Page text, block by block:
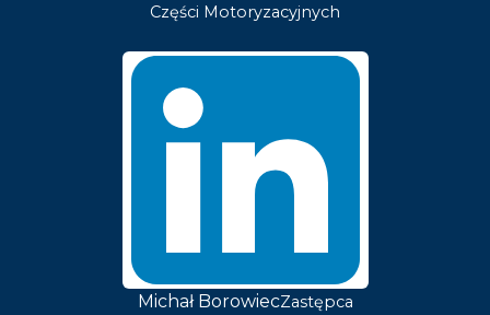
Części Motoryzacyjnych
Michał BorowiecZastępca